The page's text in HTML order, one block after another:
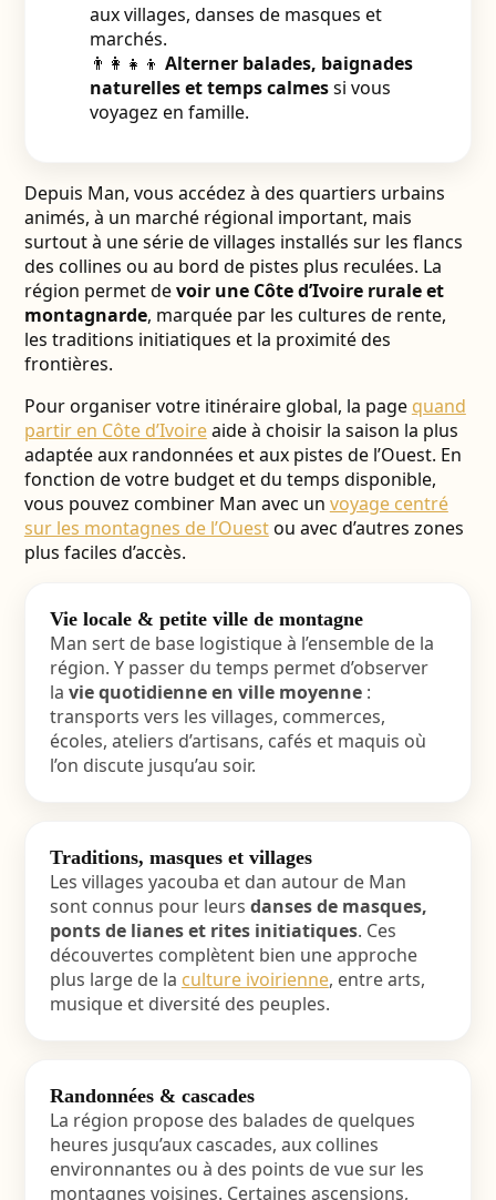
aux villages, danses de masques et
marchés.
👨‍👩‍👧‍👦 Alterner balades, baignades
naturelles et temps calmessi vous
voyagez en famille.
Depuis Man, vous accédez à des quartiers urbains
animés, à un marché régional important, mais
surtout à une série de villages installés sur les flancs
des collines ou au bord de pistes plus reculées. La
région permet devoir une Côte d’Ivoire rurale et
montagnarde, marquée par les cultures de rente,
les traditions initiatiques et la proximité des
frontières.
Pour organiser votre itinéraire global, la page quand
partir en Côte d’Ivoireaide à choisir la saison la plus
adaptée aux randonnées et aux pistes de l’Ouest. En
fonction de votre budget et du temps disponible,
vous pouvez combiner Man avec un voyage centré
sur les montagnes de l’Ouestou avec d’autres zones
plus faciles d’accès.
Vie locale & petite ville de montagne
Man sert de base logistique à l’ensemble de la
région. Y passer du temps permet d’observer
la vie quotidienne en ville moyenne:
transports vers les villages, commerces,
écoles, ateliers d’artisans, cafés et maquis où
l’on discute jusqu’au soir.
Traditions, masques et villages
Les villages yacouba et dan autour de Man
sont connus pour leurs danses de masques,
ponts de lianes et rites initiatiques. Ces
découvertes complètent bien une approche
plus large de la culture ivoirienne, entre arts,
musique et diversité des peuples.
Randonnées & cascades
La région propose des balades de quelques
heures jusqu’aux cascades, aux collines
environnantes ou à des points de vue sur les
montagnes voisines. Certaines ascensions,